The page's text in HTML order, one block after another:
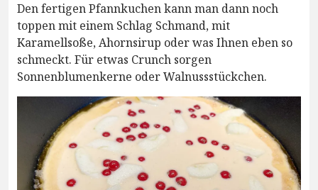
Den fertigen Pfannkuchen kann man dann noch
toppen mit einem Schlag Schmand, mit
Karamellsoße, Ahornsirup oder was Ihnen eben so
schmeckt. Für etwas Crunch sorgen
Sonnenblumenkerne oder Walnussstückchen.